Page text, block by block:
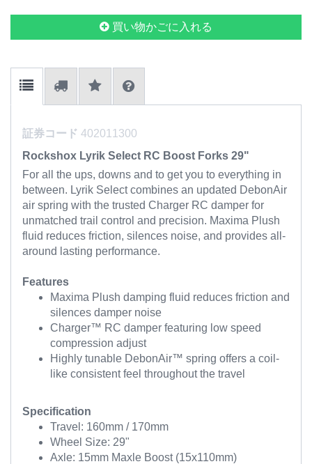
買い物かごに入れる
証券コード 402011300
Rockshox Lyrik Select RC Boost Forks 29"
For all the ups, downs and to get you to everything in
between. Lyrik Select combines an updated DebonAir
air spring with the trusted Charger RC damper for
unmatched trail control and precision. Maxima Plush
fluid reduces friction, silences noise, and provides all-
around lasting performance.
Features
Maxima Plush damping fluid reduces friction and
silences damper noise
Charger™ RC damper featuring low speed
compression adjust
Highly tunable DebonAir™ spring offers a coil-
like consistent feel throughout the travel
Specification
Travel: 160mm / 170mm
Wheel Size: 29"
Axle: 15mm Maxle Boost (15x110mm)